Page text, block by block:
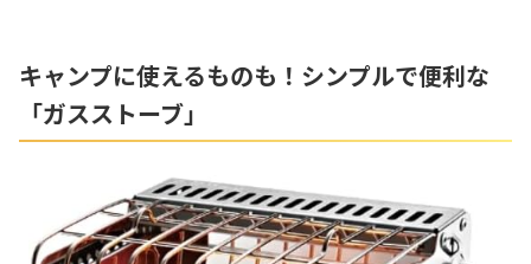
キャンプに使えるものも！シンプルで便利な
「ガスストーブ」